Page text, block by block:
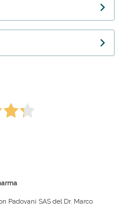
Padovani SAS del Dr. Marco